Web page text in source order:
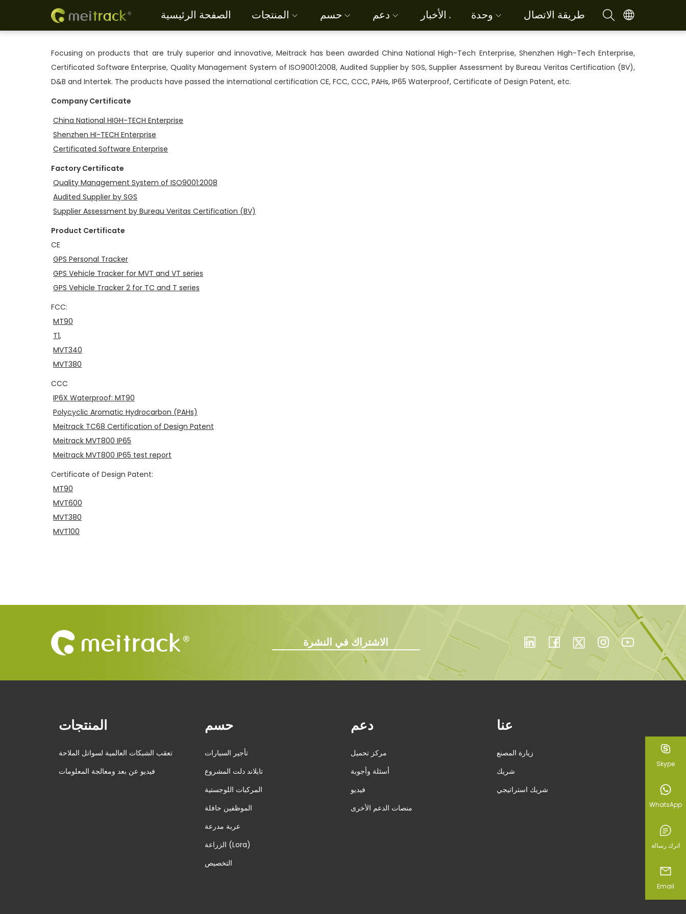
S
i
p
t
a
v
g
a
n
S
i
p
t
o
n
t
e
n
الصفحة الرئيسية المنتجات حسم دعم الأخبار . وحدة طريقة الاتصال
Focusing on products that are truly superior and innovative, Meitrack has been awarded China National High-Tech Enterprise, Shenzhen High-Tech Enterprise,
Certificated Software Enterprise, Quality Management System of ISO9001:2008, Audited Supplier by SGS, Supplier Assessment by Bureau Veritas Certification (BV),
D&B and Intertek. The products have passed the international certification CE, FCC, CCC, PAHs, IP65 Waterproof, Certificate of Design Patent, etc.
Company Certificate
China National HIGH-TECH Enterprise
Shenzhen HI-TECH Enterprise
Certificated Software Enterprise
Factory Certificate
Quality Management System of ISO9001:2008
Audited Supplier by SGS
Supplier Assessment by Bureau Veritas Certification (BV)
Product Certificate
CE
GPS Personal Tracker
GPS Vehicle Tracker for MVT and VT series
GPS Vehicle Tracker 2 for TC and T series
FCC:
MT90
T1,
MVT340
MVT380
CCC
IP6X Waterproof: MT90
Polycyclic Aromatic Hydrocarbon (PAHs)
Meitrack TC68 Certification of Design Patent
Meitrack MVT800 IP65
Meitrack MVT800 IP65 test report
Certificate of Design Patent:
MT90
MVT600
MVT380
MVT100
الاشتراك في النشرة
المنتجات
تعقب الشبكات العالمية لسواتل الملاحة
فيديو عن بعد ومعالجة المعلومات
حسم
تأجير السيارات
تايلاند دلت المشروع
المركبات اللوجستية
الموظفين حافلة
عربة مدرعة
الزراعة (Lora)
التخصيص
دعم
مركز تحميل
أسئلة وأجوبة
فيديو
منصات الدعم الأخرى
عنا
زيارة المصنع
شريك
شريك استراتيجي
Skype
WhatsApp
اترك رسالة
Email